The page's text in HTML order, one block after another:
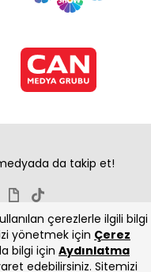
çerezlerle ilgili bilgi
yönetmek için Çerez
bilgi için Aydınlatma
edebilirsiniz. Sitemizi
da takip et!